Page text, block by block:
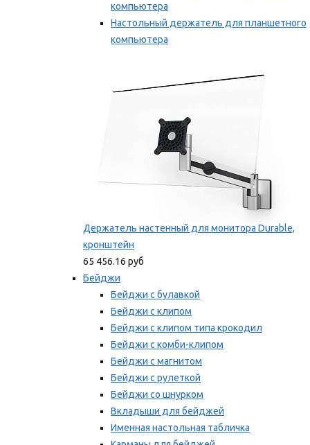
компьютера
Настольный держатель для планшетного
компьютера
Держатель настенный для монитора Durable,
кронштейн
65 456.16 руб
Бейджи
Бейджи с булавкой
Бейджи с клипом
Бейджи с клипом типа крокодил
Бейджи с комби-клипом
Бейджи с магнитом
Бейджи с рулеткой
Бейджи со шнурком
Вкладыши для бейджей
Именная настольная табличка